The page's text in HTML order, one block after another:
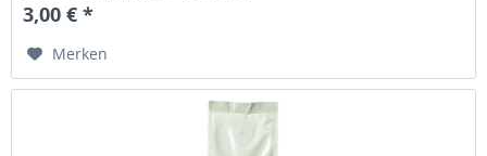
3,00 € *
Merken